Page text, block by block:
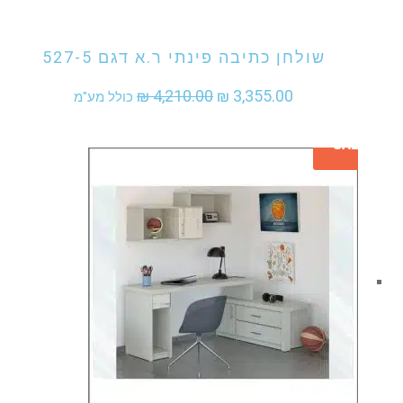
שולחן כתיבה פינתי ר.א דגם 527-5
₪4,210.00
המחיר
₪ 4,210.00.
₪ 3,355.00
המחיר
₪ 3,355.00.
כולל מע"מ
SALE